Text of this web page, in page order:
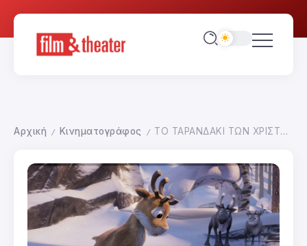
Αρχική / Κινηματογράφος / ΤΟ ΤΑΡΑΝΔΑΚΙ ΤΩΝ ΧΡΙΣΤΟΥΓΕΝΝΩΝ